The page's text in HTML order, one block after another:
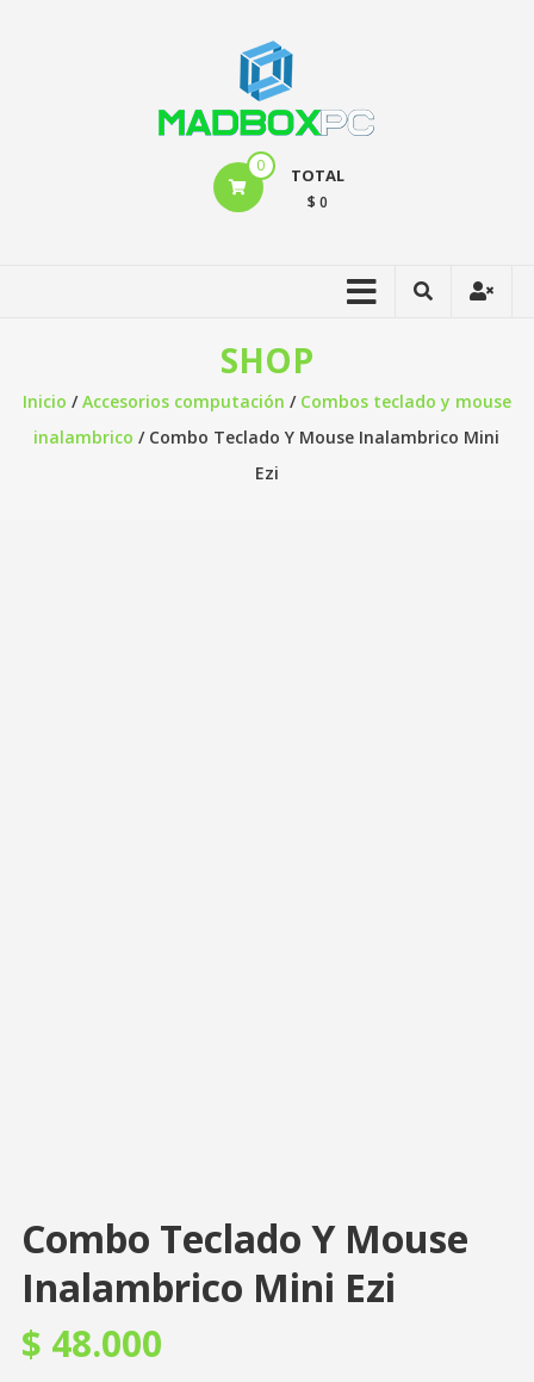
0 TOTAL
$ 0
SHOP
Inicio /Accesorios computación / Combos teclado y mouse
inalambrico / Combo Teclado Y Mouse Inalambrico Mini
Ezi
Combo Teclado Y Mouse
Inalambrico Mini Ezi
$ 48.000